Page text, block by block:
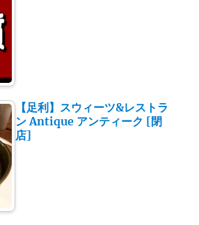
【足利】スウィーツ&レストラ
ン Antique アンティーク [閉
店]